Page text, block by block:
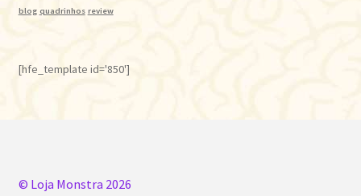
blog quadrinhos review
[hfe_template id='850']
© Loja Monstra 2026